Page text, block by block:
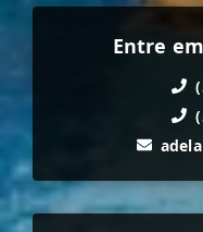
Entre